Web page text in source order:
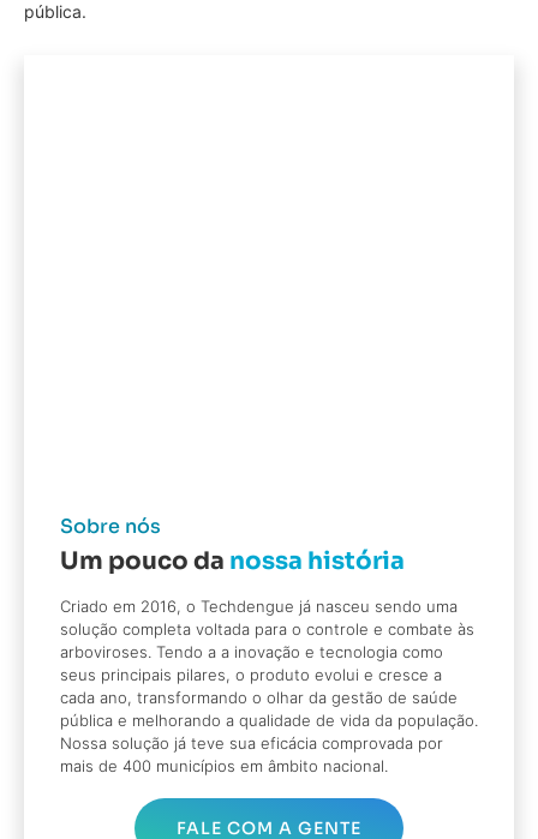
pública.
Sobre nós
Um pouco da nossa história
Criado em 2016, o Techdengue já nasceu sendo uma
solução completa voltada para o controle e combate às
arboviroses. Tendo a a inovação e tecnologia como
seus principais pilares, o produto evolui e cresce a
cada ano, transformando o olhar da gestão de saúde
pública e melhorando a qualidade de vida da população.
Nossa solução já teve sua eficácia comprovada por
mais de 400 municípios em âmbito nacional.
FALE COM A GENTE